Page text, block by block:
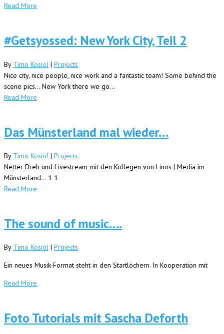
Read More
#Getsyossed: New York City, Teil 2
By Timo Kosiol | Projects
Nice city, nice people, nice work and a fantastic team! Some behind the
scene pics... New York there we go...
Read More
Das Münsterland mal wieder…
By Timo Kosiol | Projects
Netter Dreh und Livestream mit den Kollegen von Linos | Media im
Münsterland... 1 1
Read More
The sound of music….
By Timo Kosiol | Projects
Ein neues Musik-Format steht in den Startlöchern. In Kooperation mit
Read More
Foto Tutorials mit Sascha Deforth